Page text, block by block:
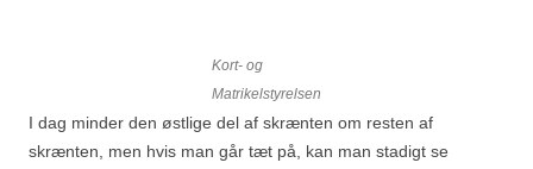
Kort- og
Matrikelstyrelsen
I dag minder den østlige del af skrænten om resten af
skrænten, men hvis man går tæt på, kan man stadigt se